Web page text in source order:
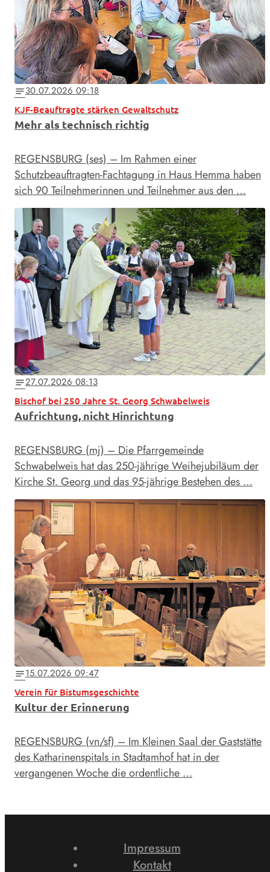
notes30.07.2026 09:18
KJF-Beauftragte stärken Gewaltschutz
Mehr als technisch richtig
REGENSBURG (ses) – Im Rahmen einer
Schutzbeauftragten-Fachtagung in Haus Hemma haben
sich 90 Teilnehmerinnen und Teilnehmer aus den …
notes27.07.2026 08:13
Bischof bei 250 Jahre St. Georg Schwabelweis
Aufrichtung, nicht Hinrichtung
REGENSBURG (mj) – Die Pfarrgemeinde
Schwabelweis hat das 250-jährige Weihejubiläum der
Kirche St. Georg und das 95-jährige Bestehen des …
notes15.07.2026 09:47
Verein für Bistumsgeschichte
Kultur der Erinnerung
REGENSBURG (vn/sf) – Im Kleinen Saal der Gaststätte
des Katharinenspitals in Stadtamhof hat in der
vergangenen Woche die ordentliche …
Impressum
Kontakt